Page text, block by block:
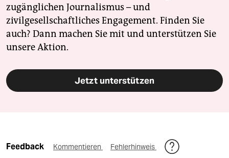
zugänglichen Journalismus – und
zivilgesellschaftliches Engagement. Finden Sie
auch? Dann machen Sie mit und unterstützen Sie
unsere Aktion.
Jetzt unterstützen
Feedback Kommentieren Fehlerhinweis